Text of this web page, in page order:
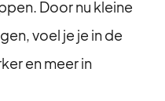
Door nu kleine
voel je je in de
en meer in